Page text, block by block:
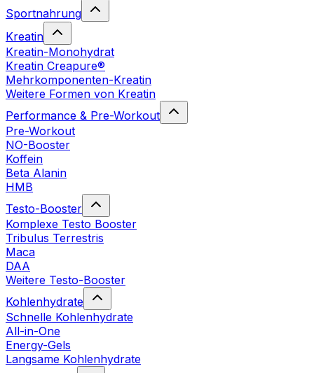
Sportnahrung
Kreatin
Kreatin-Monohydrat
Kreatin Creapure®
Mehrkomponenten-Kreatin
Weitere Formen von Kreatin
Performance & Pre-Workout
Pre-Workout
NO-Booster
Koffein
Beta Alanin
HMB
Testo-Booster
Komplexe Testo Booster
Tribulus Terrestris
Maca
DAA
Weitere Testo-Booster
Kohlenhydrate
Schnelle Kohlenhydrate
All-in-One
Energy-Gels
Langsame Kohlenhydrate